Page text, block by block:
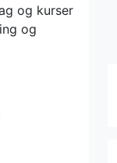
og kurser
og